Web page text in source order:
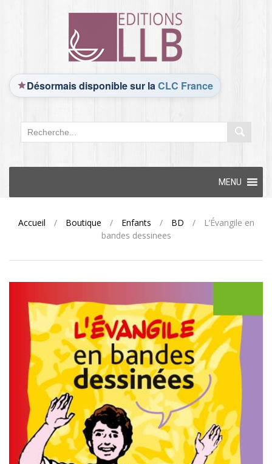
Désormais disponible sur laCLC France
content
MENU
Accueil / Boutique / Enfants / BD /
L’Évangile en
bandes dessinees